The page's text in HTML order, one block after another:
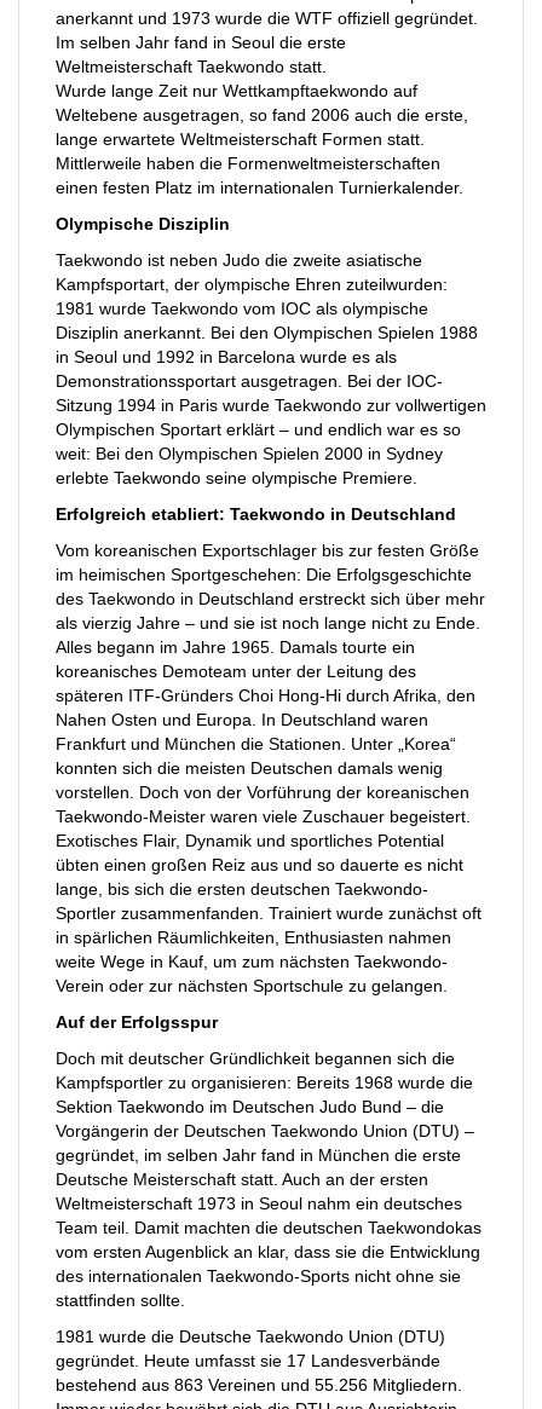
anerkannt und 1973 wurde die WTF offiziell gegründet.
Im selben Jahr fand in Seoul die erste
Weltmeisterschaft Taekwondo statt.
Wurde lange Zeit nur Wettkampftaekwondo auf
Weltebene ausgetragen, so fand 2006 auch die erste,
lange erwartete Weltmeisterschaft Formen statt.
Mittlerweile haben die Formenweltmeisterschaften
einen festen Platz im internationalen Turnierkalender.
Olympische Disziplin
Taekwondo ist neben Judo die zweite asiatische
Kampfsportart, der olympische Ehren zuteilwurden:
1981 wurde Taekwondo vom IOC als olympische
Disziplin anerkannt. Bei den Olympischen Spielen 1988
in Seoul und 1992 in Barcelona wurde es als
Demonstrationssportart ausgetragen. Bei der IOC-
Sitzung 1994 in Paris wurde Taekwondo zur vollwertigen
Olympischen Sportart erklärt – und endlich war es so
weit: Bei den Olympischen Spielen 2000 in Sydney
erlebte Taekwondo seine olympische Premiere.
Erfolgreich etabliert: Taekwondo in Deutschland
Vom koreanischen Exportschlager bis zur festen Größe
im heimischen Sportgeschehen: Die Erfolgsgeschichte
des Taekwondo in Deutschland erstreckt sich über mehr
als vierzig Jahre – und sie ist noch lange nicht zu Ende.
Alles begann im Jahre 1965. Damals tourte ein
koreanisches Demoteam unter der Leitung des
späteren ITF-Gründers Choi Hong-Hi durch Afrika, den
Nahen Osten und Europa. In Deutschland waren
Frankfurt und München die Stationen. Unter „Korea“
konnten sich die meisten Deutschen damals wenig
vorstellen. Doch von der Vorführung der koreanischen
Taekwondo-Meister waren viele Zuschauer begeistert.
Exotisches Flair, Dynamik und sportliches Potential
übten einen großen Reiz aus und so dauerte es nicht
lange, bis sich die ersten deutschen Taekwondo-
Sportler zusammenfanden. Trainiert wurde zunächst oft
in spärlichen Räumlichkeiten, Enthusiasten nahmen
weite Wege in Kauf, um zum nächsten Taekwondo-
Verein oder zur nächsten Sportschule zu gelangen.
Auf der Erfolgsspur
Doch mit deutscher Gründlichkeit begannen sich die
Kampfsportler zu organisieren: Bereits 1968 wurde die
Sektion Taekwondo im Deutschen Judo Bund – die
Vorgängerin der Deutschen Taekwondo Union (DTU) –
gegründet, im selben Jahr fand in München die erste
Deutsche Meisterschaft statt. Auch an der ersten
Weltmeisterschaft 1973 in Seoul nahm ein deutsches
Team teil. Damit machten die deutschen Taekwondokas
vom ersten Augenblick an klar, dass sie die Entwicklung
des internationalen Taekwondo-Sports nicht ohne sie
stattfinden sollte.
1981 wurde die Deutsche Taekwondo Union (DTU)
gegründet. Heute umfasst sie 17 Landesverbände
bestehend aus 863 Vereinen und 55.256 Mitgliedern.